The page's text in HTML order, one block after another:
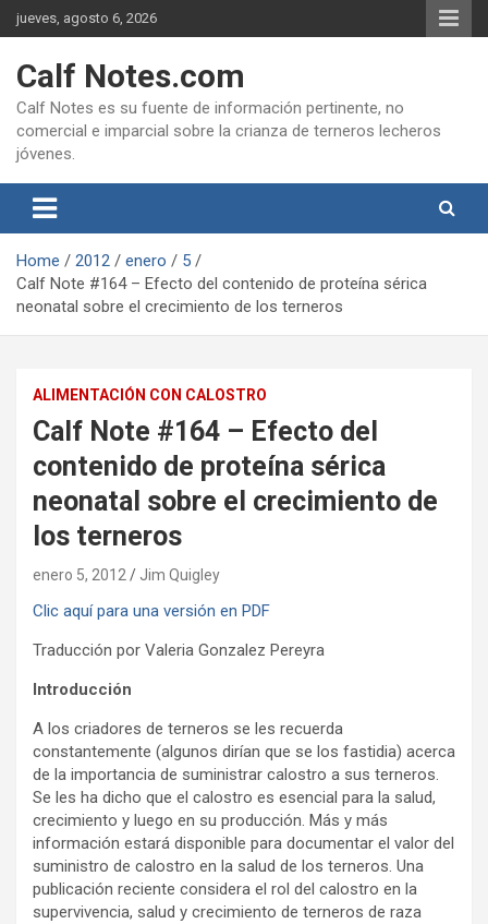
Skip
to
jueves, agosto 6, 2026
Calf Notes.com
Calf Notes es su fuente de información pertinente, no
comercial e imparcial sobre la crianza de terneros lecheros
jóvenes.
Home 2012 enero
5
Calf Note #164 – Efecto del contenido de proteína sérica
neonatal sobre el crecimiento de los terneros
ALIMENTACIÓN CON CALOSTRO
Calf Note #164 – Efecto del
contenido de proteína sérica
neonatal sobre el crecimiento de
los terneros
enero 5, 2012 Jim Quigley
Clic aquí para una versión en PDF
Traducción por Valeria Gonzalez Pereyra
Introducción
A los criadores de terneros se les recuerda
constantemente (algunos dirían que se los fastidia) acerca
de la importancia de suministrar calostro a sus terneros.
Se les ha dicho que el calostro es esencial para la salud,
crecimiento y luego en su producción. Más y más
información estará disponible para documentar el valor del
suministro de calostro en la salud de los terneros. Una
publicación reciente considera el rol del calostro en la
supervivencia, salud y crecimiento de terneros de raza